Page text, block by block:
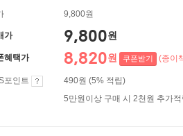
9,800원
가 9,800원
혜택가 8,820원 쿠폰받기 (종이
포인트
490원 (5% 적립)
5만원이상 구매 시 2천원 추가적